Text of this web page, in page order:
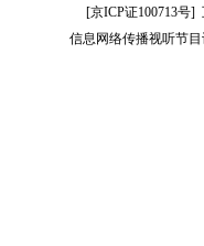
[京ICP证100713号]
信息网络传播视听节